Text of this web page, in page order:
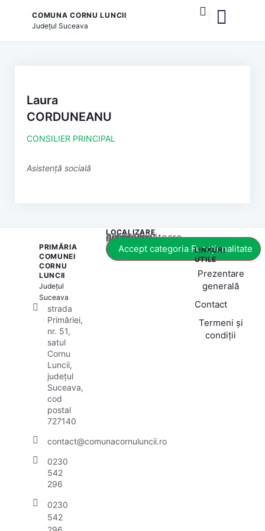
COMUNA CORNU LUNCII
JudețulSuceava
Laura
CORDUNEANU
CONSILIER PRINCIPAL
Asistență socială
PRIMĂRIA
COMUNEI
CORNU
LUNCII
Județul
Suceava
strada
Primăriei,
nr. 51,
satul
Cornu
Luncii,
județul
Suceava,
cod
postal
727140
contact@comunacornuluncii.ro
0230
542
296
0230
542
LOCALIZARE
Acest conținut este blocat până când acceptați categoria corespunzătoare de cookie-uri.
Accept categoria Funcționalitate
LINKURI
UTILE
Prezentare
generală
Contact
Termeni și
condiții